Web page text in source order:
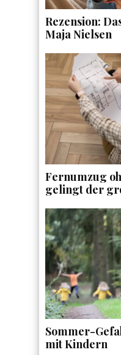
Rezension:
Maja Nielsen
Fernumzug
gelingt der
Sommer-
mit Kindern